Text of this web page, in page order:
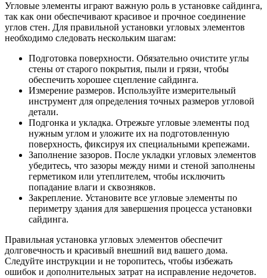
Угловые элементы играют важную роль в установке сайдинга,
так как они обеспечивают красивое и прочное соединение
углов стен. Для правильной установки угловых элементов
необходимо следовать нескольким шагам:
Подготовка поверхности. Обязательно очистите углы
стены от старого покрытия, пыли и грязи, чтобы
обеспечить хорошее сцепление сайдинга.
Измерение размеров. Используйте измерительный
инструмент для определения точных размеров угловой
детали.
Подгонка и укладка. Отрежьте угловые элементы под
нужным углом и уложите их на подготовленную
поверхность, фиксируя их специальными крепежами.
Заполнение зазоров. После укладки угловых элементов
убедитесь, что зазоры между ними и стеной заполнены
герметиком или утеплителем, чтобы исключить
попадание влаги и сквозняков.
Закрепление. Установите все угловые элементы по
периметру здания для завершения процесса установки
сайдинга.
Правильная установка угловых элементов обеспечит
долговечность и красивый внешний вид вашего дома.
Следуйте инструкции и не торопитесь, чтобы избежать
ошибок и дополнительных затрат на исправление недочетов.